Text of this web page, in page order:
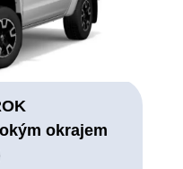
okrajem